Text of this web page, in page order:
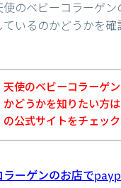
のベビーコラーゲ
ているのかどうかを
天使のベビーコラーゲ
かどうかを知りたい方
の公式サイトをチェッ
ーゲンのお店で